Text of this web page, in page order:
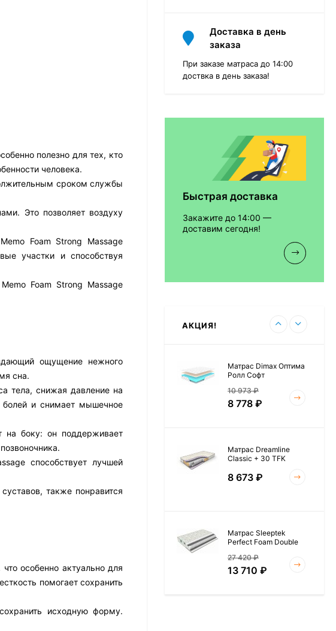
полезно для тех, кто
человека.
сроком службы
Это позволяет воздуху
Foam Strong Massage
участки и способствуя
Foam Strong Massage
ощущение нежного
сна.
тела, снижая давление на
болей и снимает мышечное
на боку: он поддерживает
способствует лучшей
также понравится
особенно актуально для
помогает сохранить
исходную форму.
Доставка в день
заказа
При заказе матраса до 14:00
доствка в день заказа!
Быстрая доставка
Закажите до 14:00 —
доставим сегодня!
АКЦИЯ!
12 468₽
9 351
Матрас Vitaflex Foam
7 692₽
Матрас Vitaflex Foam
Матрас Dimax Оптима
Ролл Софт
10 973₽
8 778 ₽
Матрас Dreamline
Classic + 30 TFK
8 673 ₽
Матрас Sleeptek
Perfect Foam Double
27 420₽
13 710 ₽